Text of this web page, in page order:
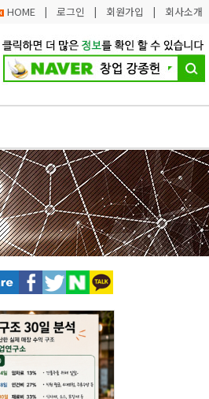
HOME| 로그인 | 회원가입 | 회사소개
업 가치 확산
운 행사 진행
공인의 날 행사
및 상담회 진행